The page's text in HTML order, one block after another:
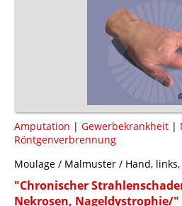
Amputation | Gewerbekrankheit |
Röntgenverbrennung
Moulage / Malmuster / Hand,
"Chronischer
Nekrosen, Nageldystrophie/"